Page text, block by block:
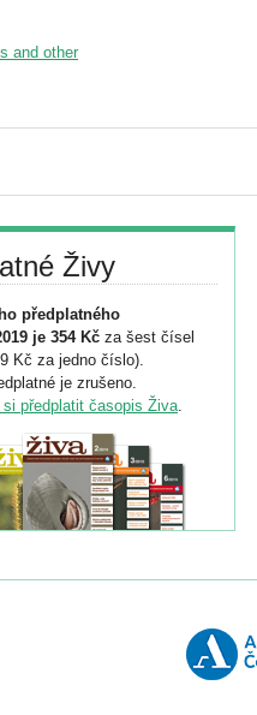
and other
Živy
předplatného
je 354 Kč za šest čísel
Kč za jedno číslo).
je zrušeno.
si předplatit časopis Živa.